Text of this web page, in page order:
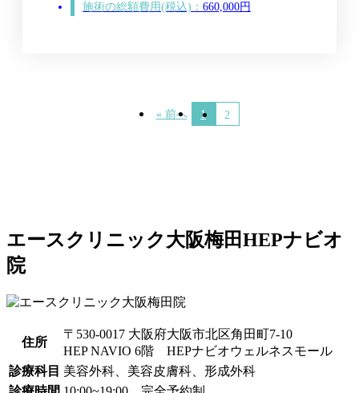
施術の総額費用(税込)： 660,000円
« 前へ 1 2
エースクリニック大阪梅田HEPナビオ
院
住所
〒530-0017 大阪府大阪市北区角田町7-10
HEP NAVIO 6階 HEPナビオウェルネスモール
診療科目 美容外科、美容皮膚科、形成外科